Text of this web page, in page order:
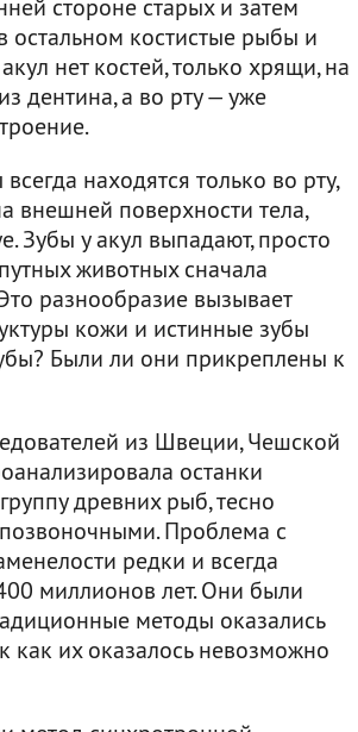
стороне старых и затем
остальном костистые рыбы и
нет костей, только хрящи, на
дентина, а во рту — уже
находятся только во рту,
внешней поверхности тела,
Зубы у акул выпадают, просто
животных сначала
разнообразие вызывает
кожи и истинные зубы
Были ли они прикреплены к
из Швеции, Чешской
останки
древних рыб, тесно
Проблема с
редки и всегда
миллионов лет. Они были
методы оказались
как их оказалось невозможно